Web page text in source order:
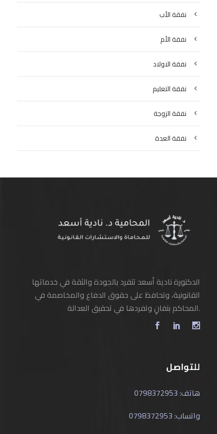
نفقة الأب
نفقة الأم
نفقة الاولاد
نفقة التعليم
نفقة الزوجة
نفقة العدة
الدكتورة نادية أسعد تتفرد بالجودة والثقة في خدماتها
القانونية، وتحافظ على حقوق الدفاع والمخاصمة في
المحاكم بتفانٍ وتفردها في تحقيق العدالة.
للتواصل
هاتف: 0798372953
واتساب: 0798372953